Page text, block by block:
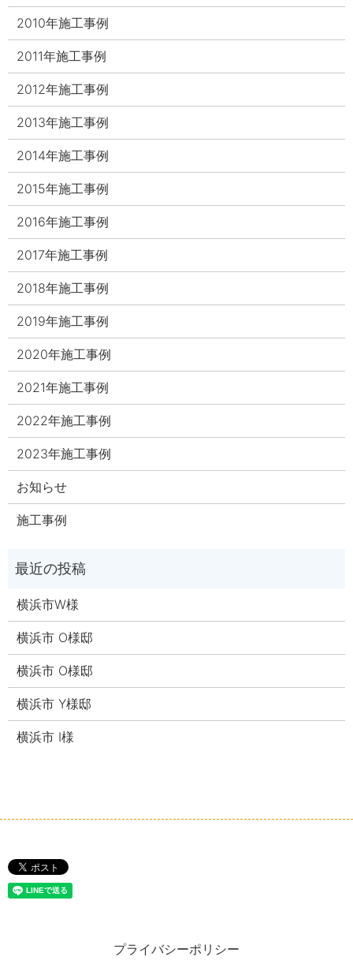
2010年施工事例
2011年施工事例
2012年施工事例
2013年施工事例
2014年施工事例
2015年施工事例
2016年施工事例
2017年施工事例
2018年施工事例
2019年施工事例
2020年施工事例
2021年施工事例
2022年施工事例
2023年施工事例
お知らせ
施工事例
横浜市W様
横浜市 O様邸
横浜市 O様邸
横浜市 Y様邸
横浜市 I様
プライバシーポリシー